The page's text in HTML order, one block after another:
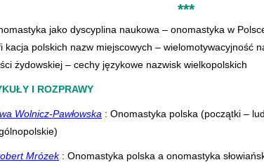
***
jako dyscyplina naukowa – onomastyka w
kacja polskich nazw miejscowych – wielomotywacyjność
żydowskiej – cechy językowe nazwisk wielkopolskich
I ROZPRAWY
Wolnicz-Pawłowska : Onomastyka polska (początki –
Mrózek: Onomastyka polska a onomastyka